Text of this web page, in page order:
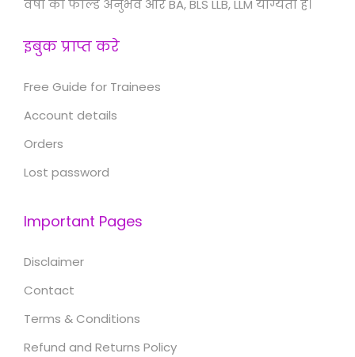
वर्षों का फील्ड अनुभव और BA, BLS LLB, LLM योग्यता है।
इबुक प्राप्त करे
Free Guide for Trainees
Account details
Orders
Lost password
Important Pages
Disclaimer
Contact
Terms & Conditions
Refund and Returns Policy